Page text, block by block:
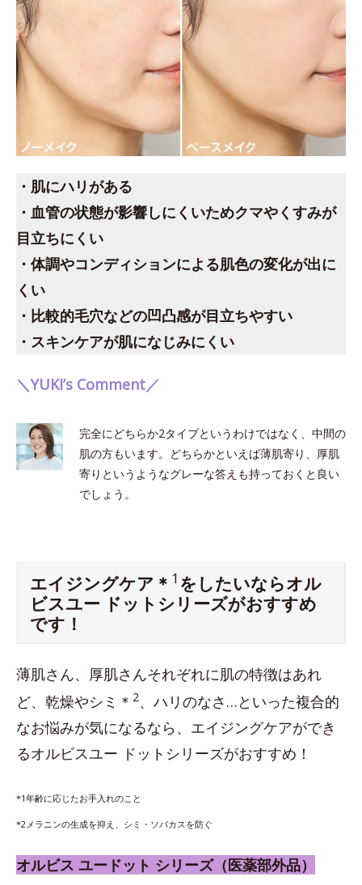
・肌にハリがある
・血管の状態が影響しにくいためクマやくすみが
目立ちにくい
・体調やコンディションによる肌色の変化が出に
くい
・比較的毛穴などの凹凸感が目立ちやすい
・スキンケアが肌になじみにくい
＼YUKI’s Comment／
完全にどちらか2タイプというわけではなく、中間の
肌の方もいます。どちらかといえば薄肌寄り、厚肌
寄りというようなグレーな答えも持っておくと良い
でしょう。
エイジングケア＊ 1 をしたいならオル
ビスユー ドットシリーズがおすすめ
です！
薄肌さん、厚肌さんそれぞれに肌の特徴はあれ
ど、乾燥やシミ＊ 2、ハリのなさ…といった複合的
なお悩みが気になるなら、エイジングケアができ
るオルビスユー ドットシリーズがおすすめ！
*1年齢に応じたお手入れのこと
*2メラニンの生成を抑え、シミ・ソバカスを防ぐ
オルビス ユードット シリーズ（医薬部外品）